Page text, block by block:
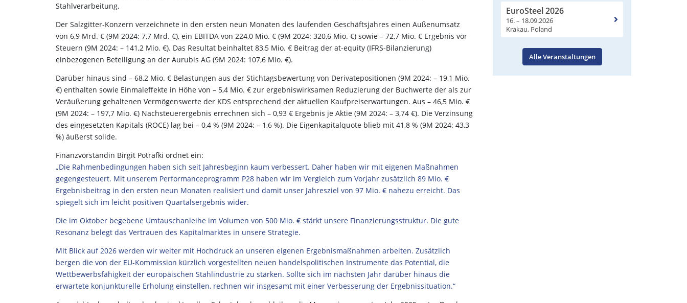
Stahlverarbeitung.
Der Salzgitter-Konzern verzeichnete in den ersten neun Monaten des laufenden Geschäftsjahres einen Außenumsatz
von 6,9 Mrd. € (9M 2024: 7,7 Mrd. €), ein EBITDA von 224,0 Mio. € (9M 2024: 320,6 Mio. €) sowie – 72,7 Mio. € Ergebnis vor
Steuern (9M 2024: – 141,2 Mio. €). Das Resultat beinhaltet 83,5 Mio. € Beitrag der at-equity (IFRS-Bilanzierung)
einbezogenen Beteiligung an der Aurubis AG (9M 2024: 107,6 Mio. €).
Darüber hinaus sind – 68,2 Mio. € Belastungen aus der Stichtagsbewertung von Derivatepositionen (9M 2024: – 19,1 Mio.
€) enthalten sowie Einmaleffekte in Höhe von – 5,4 Mio. € zur ergebniswirksamen Reduzierung der Buchwerte der als zur
Veräußerung gehaltenen Vermögenswerte der KDS entsprechend der aktuellen Kaufpreiserwartungen. Aus – 46,5 Mio. €
(9M 2024: – 197,7 Mio. €) Nachsteuerergebnis errechnen sich – 0,93 € Ergebnis je Aktie (9M 2024: – 3,74 €). Die Verzinsung
des eingesetzten Kapitals (ROCE) lag bei – 0,4 % (9M 2024: – 1,6 %). Die Eigenkapitalquote blieb mit 41,8 % (9M 2024: 43,3
%) äußerst solide.
Finanzvorständin Birgit Potrafki ordnet ein:
„Die Rahmenbedingungen haben sich seit Jahresbeginn kaum verbessert. Daher haben wir mit eigenen Maßnahmen
gegengesteuert. Mit unserem Performanceprogramm P28 haben wir im Vergleich zum Vorjahr zusätzlich 89 Mio. €
Ergebnisbeitrag in den ersten neun Monaten realisiert und damit unser Jahresziel von 97 Mio. € nahezu erreicht. Das
spiegelt sich im leicht positiven Quartalsergebnis wider.
Die im Oktober begebene Umtauschanleihe im Volumen von 500 Mio. € stärkt unsere Finanzierungsstruktur. Die gute
Resonanz belegt das Vertrauen des Kapitalmarktes in unsere Strategie.
Mit Blick auf 2026 werden wir weiter mit Hochdruck an unseren eigenen Ergebnismaßnahmen arbeiten. Zusätzlich
bergen die von der EU-Kommission kürzlich vorgestellten neuen handelspolitischen Instrumente das Potential, die
Wettbewerbsfähigkeit der europäischen Stahlindustrie zu stärken. Sollte sich im nächsten Jahr darüber hinaus die
erwartete konjunkturelle Erholung einstellen, rechnen wir insgesamt mit einer Verbesserung der Ergebnissituation.“
EuroSteel 2026
16. – 18.09.2026
Krakau, Poland
Alle Veranstaltungen